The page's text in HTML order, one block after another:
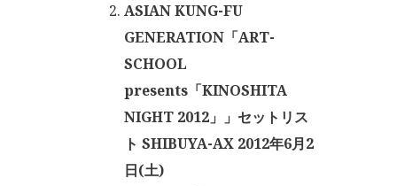
ASIAN KUNG-FU
GENERATION「ART-
SCHOOL
presents「KINOSHITA
NIGHT 2012」」セットリス
ト SHIBUYA-AX 2012年6月2
日(土)